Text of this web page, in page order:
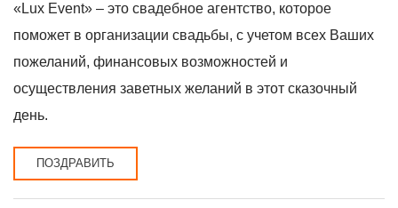
«Lux Event» – это свадебное агентство, которое
поможет в организации свадьбы, с учетом всех Ваших
пожеланий, финансовых возможностей и
осуществления заветных желаний в этот сказочный
день.
ПОЗДРАВИТЬ